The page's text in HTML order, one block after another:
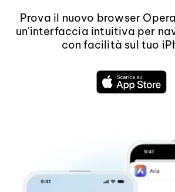
Prova il nuovo browser
un'interfaccia intuitiva per
con facilità sul tuo